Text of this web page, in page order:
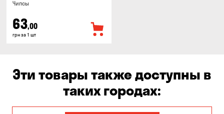
Чипсы
63,00
грн за 1 шт
Эти товары также доступны в
таких городах: